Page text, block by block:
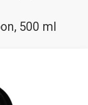
500 ml